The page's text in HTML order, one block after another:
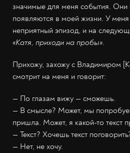
значимые для меня события. Они
появляются в моей жизни. У меня
неприятный эпизод, и на
«Катя, приходи на пробы».
Прихожу, захожу с Владимиром
смотрит на меня и говорит:
— По глазам вижу — сможешь.
— В смысле? Может, мы
пришла. Может, я какой-то текст
— Текст? Хочешь текст
— Нет, не хочу.